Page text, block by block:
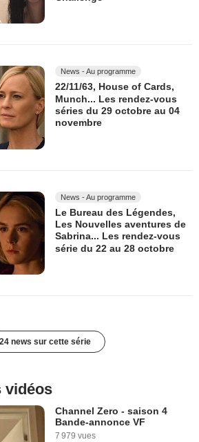
News - Au programme
22/11/63, House of Cards,
Munch... Les rendez-vous
séries du 29 octobre au 04
novembre
News - Au programme
Le Bureau des Légendes,
Les Nouvelles aventures de
Sabrina... Les rendez-vous
série du 22 au 28 octobre
24 news sur cette série
vidéos
Channel Zero - saison 4
Bande-annonce VF
7 979 vues